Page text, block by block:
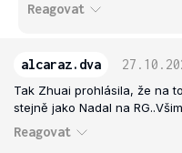
Reagovat
alcaraz.dva
Tak Zhuai prohlásila, že na
stejně jako Nadal na
Reagovat